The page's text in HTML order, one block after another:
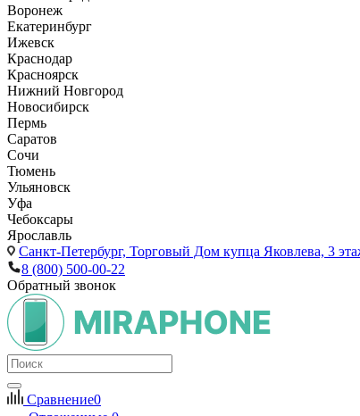
Воронеж
Екатеринбург
Ижевск
Краснодар
Красноярск
Нижний Новгород
Новосибирск
Пермь
Саратов
Сочи
Тюмень
Ульяновск
Уфа
Чебоксары
Ярославль
Санкт-Петербург, Торговый Дом купца Яковлева, 3
8 (800) 500-00-22
Обратный звонок
Сравнение0